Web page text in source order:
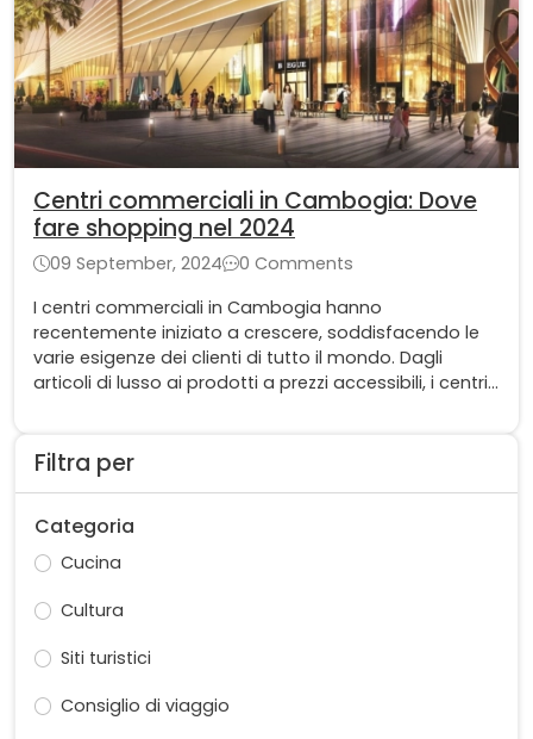
Filtra per
Categoria
Cucina
Cultura
Siti turistici
Consiglio di viaggio
Centri commerciali in Cambogia: Dove
fare shopping nel 2024
09 September, 2024
0 Comments
I centri commerciali in Cambogia hanno
recentemente iniziato a crescere, soddisfacendo le
varie esigenze dei clienti di tutto il mondo. Dagli
articoli di lusso ai prodotti a prezzi accessibili, i centri